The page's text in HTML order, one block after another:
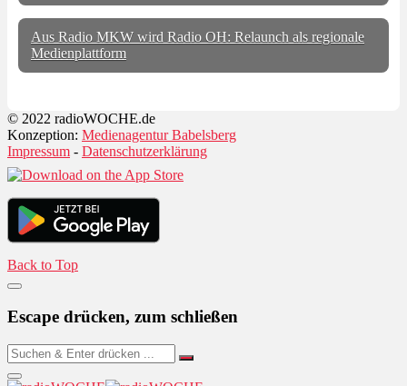
Aus Radio MKW wird Radio OH: Relaunch als regionale
Medienplattform
© 2022 radioWOCHE.de
Konzeption: Medienagentur Babelsberg
Impressum - Datenschutzerklärung
Back to Top
Escape drücken, zum schließen